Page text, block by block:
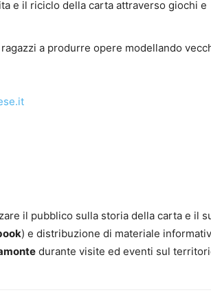
e il riciclo della carta attraverso giochi e
a produrre opere modellando
il pubblico sulla storia della carta e il
) e distribuzione di materiale
durante visite ed eventi sul